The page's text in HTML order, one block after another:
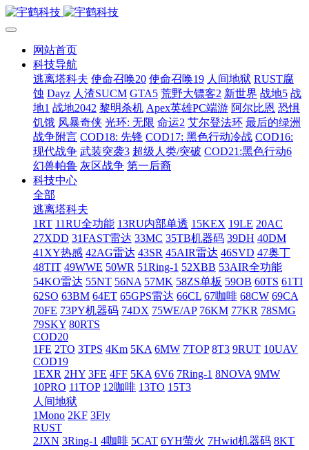
网站首页
科技导航
逃离塔科夫 使命召唤20 使命召唤19 人间地狱 RUST腐
蚀 Dayz 人渣SUCM GTA5 荒野大镖客2 新世界 战地5 战
地1 战地2042 黎明杀机 Apex英雄PC端游 阿尔比恩 恐惧
饥饿 风暴奇侠 光环: 无限 命运2 艾尔登法环 最后的绿洲
战争附言 COD18: 先锋 COD17: 黑色行动冷战 COD16:
现代战争 武装突袭3 超级人类/突破 COD21:黑色行动6
幻兽帕鲁 灰区战争 第一后裔
科技中心
全部
逃离塔科夫
1RT 11RU全功能 13RU内部单透 15KEX 19LE 20AC
27XDD 31FAST雷达 33MC 35TB机器码 39DH 40DM
41XY热感 42AG雷达 43SR 45AIR雷达 46SVD 47奥丁
48TIT 49WWE 50WR 51Ring-1 52XBB 53AIR全功能
54KO雷达 55NT 56NA 57MK 58ZS单板 59OB 60TS 61TI
62SO 63BM 64ET 65GPS雷达 66CL 67咖啡 68CW 69CA
70FE 73PY机器码 74DX 75WE/AP 76KM 77KR 78SMG
79SKY 80RTS
COD20
1FE 2TO 3TPS 4Km 5KA 6MW 7TOP 8T3 9RUT 10UAV
COD19
1EXR 2HY 3FE 4FF 5KA 6V6 7Ring-1 8NOVA 9MW
10PRO 11TOP 12咖啡 13TO 15T3
人间地狱
1Mono 2KF 3Fly
RUST
2JXN 3Ring-1 4咖啡 5CAT 6YH萤火 7Hwid机器码 8KT